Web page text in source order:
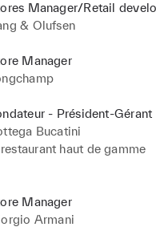
sens relationnel
commerciaux.
des environnements de
de nouveaux défis,
du résultat au
Manager/Retail
& Olufsen
Manager
- Président-Gérant
Bucatini
haut de gamme
Manager
Armani